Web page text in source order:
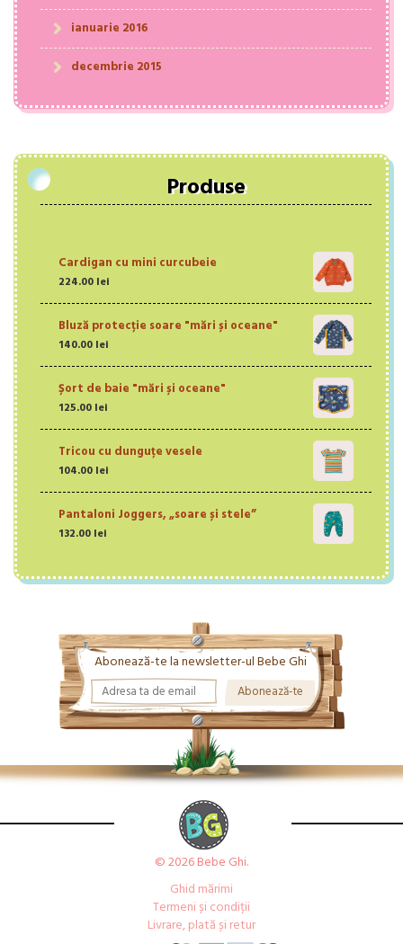
ianuarie 2016
decembrie 2015
Produse
Cardigan cu mini curcubeie
224.00 lei
Bluză protecție soare "mări și oceane"
140.00 lei
Șort de baie "mări și oceane"
125.00 lei
Tricou cu dunguțe vesele
104.00 lei
Pantaloni Joggers, „soare și stele”
132.00 lei
Abonează-te la newsletter-ul Bebe Ghi
© 2026 Bebe Ghi.
Ghid mărimi
Termeni și condiții
Livrare, plată și retur